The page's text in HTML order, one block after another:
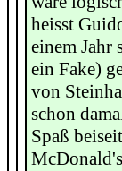
heisst
einem Jahr
ein Fake)
von
schon
Spaß